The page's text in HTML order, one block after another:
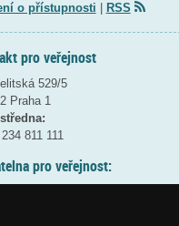
o přístupnosti RSS
pro veřejnost
529/5
Praha 1
811 111
pro veřejnost: